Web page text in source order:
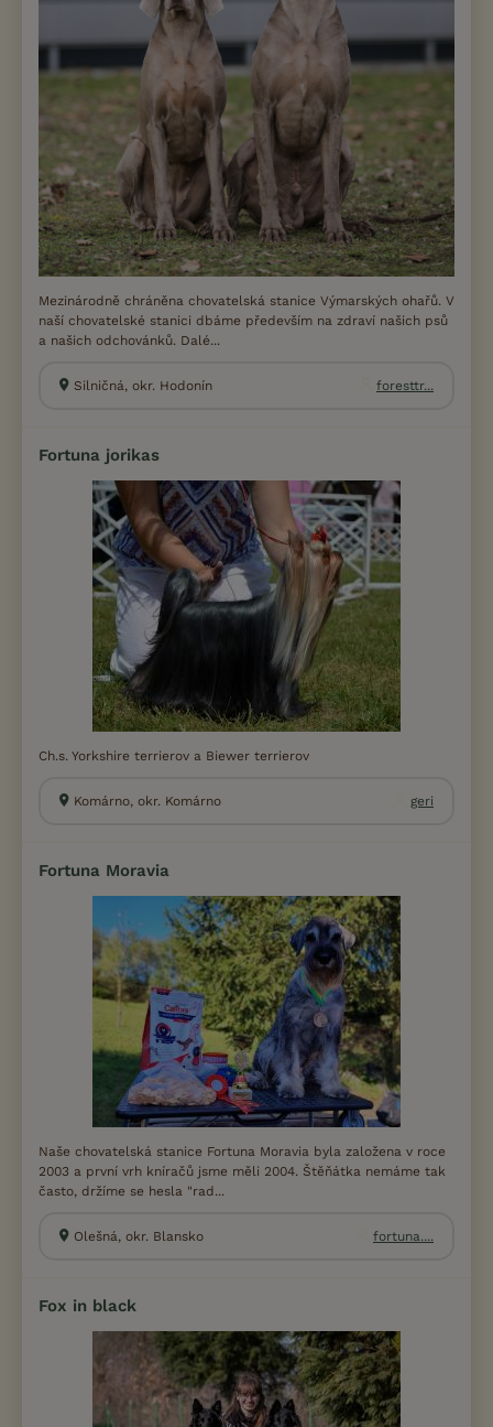
Mezinárodně chráněna chovatelská stanice Výmarských ohařů. V
naší chovatelské stanici dbáme především na zdraví našich psů
a našich odchovánků. Dalé...
Silničná, okr. Hodonín foresttr...
Fortuna jorikas
Ch.s. Yorkshire terrierov a Biewer terrierov
Komárno, okr. Komárno geri
Fortuna Moravia
Naše chovatelská stanice Fortuna Moravia byla založena v roce
2003 a první vrh kníračů jsme měli 2004. Štěňátka nemáme tak
často, držíme se hesla "rad...
Olešná, okr. Blansko fortuna....
Fox in black